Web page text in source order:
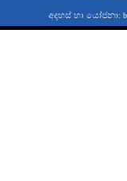
අදහස් හා යෝජනා: